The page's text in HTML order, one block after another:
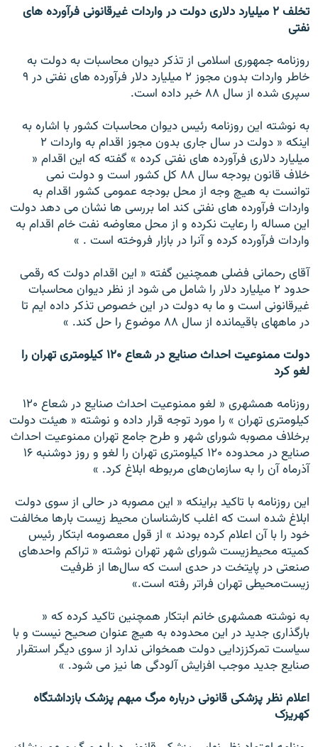
تخلف ۲ ميليارد دلارى دولت در واردات غيرقانونى فرآورده هاى
نفتى
روزنامه جمهورى اسلامى از تذكر ديوان محاسبات به دولت به
خاطر واردات بدون مجوز ۲ ميليارد دلار فرآورده هاى نفتى در ۹
سپرى شده از سال ۸۸ خبر داده است.
به نوشته اين روزنامه رئيس ديوان محاسبات كشور با اشاره به
اينكه « دولت در سال جارى بدون مجوز اقدام به واردات ۲
ميليارد دلارى فرآورده هاى نفتى كرده » گفته كه اين اقدام «
خلاف قانون بودجه سال ۸۸ كل كشور است و دولت نمى
توانست به هيچ وجه از محل بودجه عمومى كشور اقدام به
واردات فرآورده هاى نفتى كند اما بررسى ها نشان مى دهد دولت
اين مساله را رعايت نكرده و از محل معاوضه نفت خام اقدام به
واردات فرآورده كرده و آنرا در بازار فروخته است . »
آقاى رحمانى فضلى همچنين گفته « اين اقدام دولت كه رقمى
حدود ۲ ميليارد دلار را شامل مى شود از نظر ديوان محاسبات
غيرقانونى است و ما به دولت در اين خصوص تذكر داده ايم تا
در ماههاى باقيمانده از سال ۸۸ موضوع را حل كند. »
دولت ممنوعيت احداث صنايع در شعاع ۱۲۰ كيلومترى تهران را
لغو كرد
روزنامه همشهرى « لغو ممنوعيت احداث صنايع در شعاع ۱۲۰
كيلومترى تهران » را مورد توجه قرار داده و نوشته « هیئت دولت
برخلاف مصوبه شوراى شهر و طرح جامع تهران ممنوعيت احداث
صنايع در محدوده ۱۲۰ كيلومترى تهران را لغو و روز دوشنبه ۱۶
آذرماه آن را به سازمان‌هاى مربوطه ابلاغ كرد. »
اين روزنامه با تاكيد براينكه « اين مصوبه در حالى از سوى دولت
ابلاغ شده است كه اغلب كارشناسان محيط‌ زيست بارها مخالفت
خود را با آن اعلام كرده بودند » از قول معصومه ابتكار رئيس
كميته محيط‌زيست شوراى شهر تهران نوشته « تراكم واحدهاى
صنعتى در پايتخت در حدى است كه سال‌ها از ظرفيت
زيست‌محيطى تهران فراتر رفته است.»
به نوشته همشهرى خانم ابتكار همچنين تاكيد كرده كه «
بارگذارى جديد در اين محدوده به هيچ عنوان صحيح نيست و با
سياست تمركززدايى دولت همخوانى ندارد از سوى ديگر استقرار
صنايع جديد موجب افزايش آلودگى ‌ها نيز مى ‌شود. »
اعلام نظر پزشكى قانونى درباره مرگ مبهم پزشک بازداشتگاه
كهريزک